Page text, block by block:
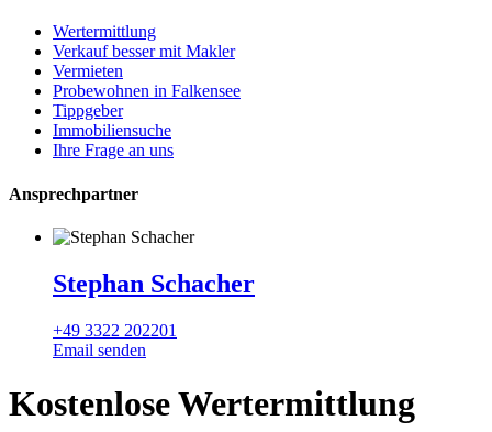
Wertermittlung
Verkauf besser mit Makler
Vermieten
Probewohnen in Falkensee
Tippgeber
Immobiliensuche
Ihre Frage an uns
Ansprechpartner
Stephan Schacher
+49 3322 202201
Email senden
Kostenlose Wertermittlung